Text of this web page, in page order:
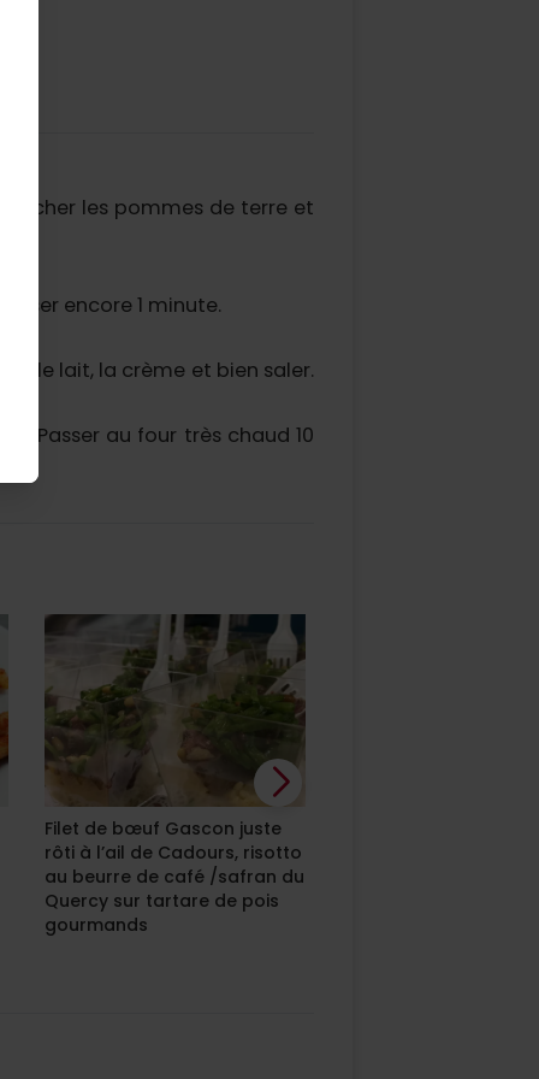
les pommes de terre et
encore 1 minute.
le lait, la crème et bien saler.
Passer au four très chaud 10
Filet de bœuf Gascon juste
rôti à l’ail de Cadours, risotto
au beurre de café /safran du
Quercy sur tartare de pois
gourmands